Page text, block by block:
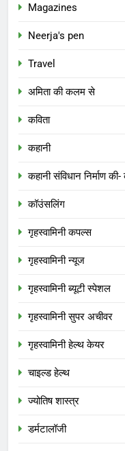
Magazines
Neerja's pen
Travel
अमिता की कलम से
कविता
कहानी
कहानी संविधान निर्माण
कॉउंसलिंग
गृहस्वामिनी कपल्स
गृहस्वामिनी न्यूज
गृहस्वामिनी ब्यूटी स्पेशल
गृहस्वामिनी सुपर अचीवर
गृहस्वामिनी हेल्थ केयर
चाइल्ड हेल्थ
ज्योतिष शास्त्र
डर्मटालॉजी